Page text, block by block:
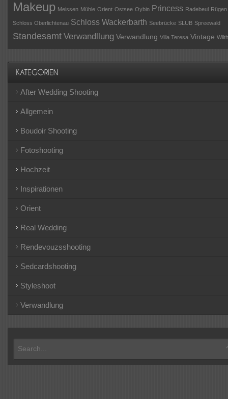
Makeup Meissen Mühle Orient Ostsee Oybin Princess Radebeul Rügen
Schloss Oberlichtenau Schloss Wackerbarth Seebrücke SLUB Spreewald
Standesamt Verwandllung Verwandlung Villa Teresa Vintage
After Wedding Shooting
Allgemein
Boudoir Shooting
Fotoshooting
Hochzeit
Inspirationen
Orient
Real Wedding
Rendevouzsshooting
Sedcardshooting
Styleshoot
Verwandlung